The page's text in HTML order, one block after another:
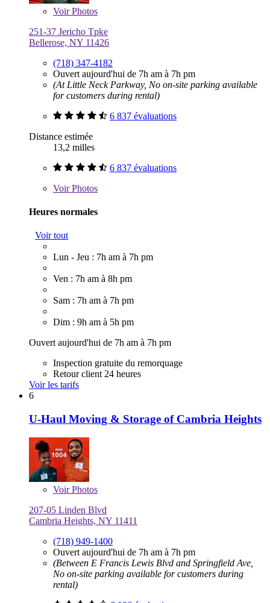
VoirPhotos
251-37 Jericho Tpke
Bellerose, NY 11426
(718) 347-4182
Ouvert aujourd'hui de 7h am à 7h pm
(At Little Neck Parkway, No on-site parking available
for customers during rental)
6 837 évaluations
Distance estimée
13,2 milles
6 837 évaluations
VoirPhotos
Heures normales
Voir tout
Lun - Jeu : 7h am à 7h pm
Ven : 7h am à 8h pm
Sam : 7h am à 7h pm
Dim : 9h am à 5h pm
Ouvert aujourd'hui de 7h am à 7h pm
Inspection gratuite du remorquage
Retour client 24 heures
Voir les tarifs
6
U-Haul Moving & Storage of Cambria Heights
VoirPhotos
207-05 Linden Blvd
Cambria Heights, NY 11411
(718) 949-1400
Ouvert aujourd'hui de 7h am à 7h pm
(Between E Francis Lewis Blvd and Springfield Ave,
No on-site parking available for customers during
rental)